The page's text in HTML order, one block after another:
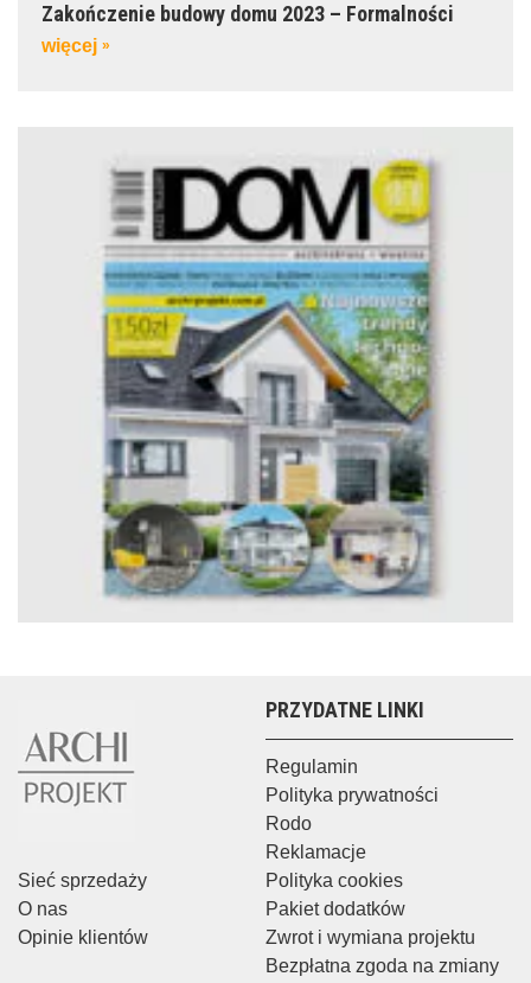
Zakończenie budowy domu 2023 – Formalności
więcej »
Sieć sprzedaży
O nas
Opinie klientów
PRZYDATNE LINKI
Regulamin
Polityka prywatności
Rodo
Reklamacje
Polityka cookies
Pakiet dodatków
Zwrot i wymiana projektu
Bezpłatna zgoda na zmiany